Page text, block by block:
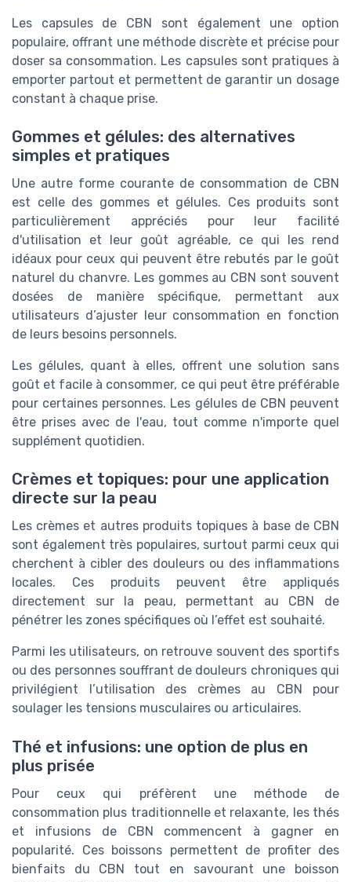
Les capsules de CBN sont également une option
populaire, offrant une méthode discrète et précise pour
doser sa consommation. Les capsules sont pratiques à
emporter partout et permettent de garantir un dosage
constant à chaque prise.
Gommes et gélules: des alternatives
simples et pratiques
Une autre forme courante de consommation de CBN
est celle des gommes et gélules. Ces produits sont
particulièrement appréciés pour leur facilité
d'utilisation et leur goût agréable, ce qui les rend
idéaux pour ceux qui peuvent être rebutés par le goût
naturel du chanvre. Les gommes au CBN sont souvent
dosées de manière spécifique, permettant aux
utilisateurs d’ajuster leur consommation en fonction
de leurs besoins personnels.
Les gélules, quant à elles, offrent une solution sans
goût et facile à consommer, ce qui peut être préférable
pour certaines personnes. Les gélules de CBN peuvent
être prises avec de l'eau, tout comme n'importe quel
supplément quotidien.
Crèmes et topiques: pour une application
directe sur la peau
Les crèmes et autres produits topiques à base de CBN
sont également très populaires, surtout parmi ceux qui
cherchent à cibler des douleurs ou des inflammations
locales. Ces produits peuvent être appliqués
directement sur la peau, permettant au CBN de
pénétrer les zones spécifiques où l’effet est souhaité.
Parmi les utilisateurs, on retrouve souvent des sportifs
ou des personnes souffrant de douleurs chroniques qui
privilégient l’utilisation des crèmes au CBN pour
soulager les tensions musculaires ou articulaires.
Thé et infusions: une option de plus en
plus prisée
Pour ceux qui préfèrent une méthode de
consommation plus traditionnelle et relaxante, les thés
et infusions de CBN commencent à gagner en
popularité. Ces boissons permettent de profiter des
bienfaits du CBN tout en savourant une boisson